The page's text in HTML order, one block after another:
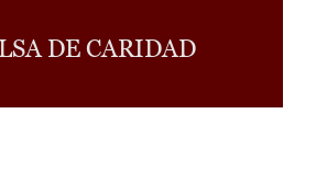
DE CARIDAD